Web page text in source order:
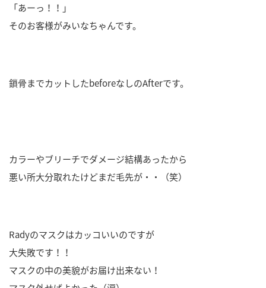
「あーっ！！」
そのお客様がみいなちゃんです。
鎖骨までカットしたbeforeなしのAfterです。
カラーやブリーチでダメージ結構あったから
悪い所大分取れたけどまだ毛先が・・（笑）
Radyのマスクはカッコいいのですが
大失敗です！！
マスクの中の美貌がお届け出来ない！